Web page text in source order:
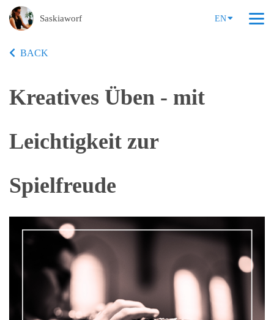
Saskiaworf EN
BACK
Kreatives Üben - mit
Leichtigkeit zur
Spielfreude